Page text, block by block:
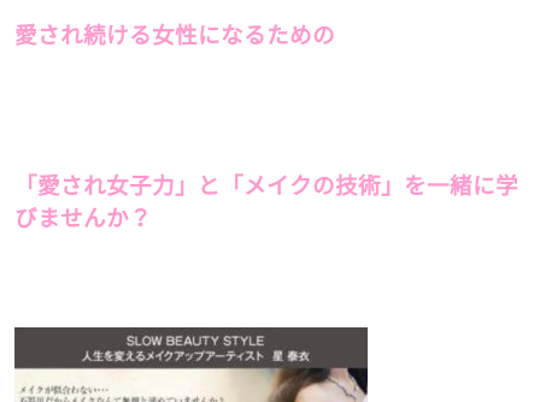
愛され続ける女性になるための
「愛され女子力」と「メイクの技術」を一緒に学
びませんか？